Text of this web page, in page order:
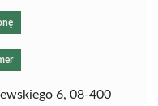
6, 08-400